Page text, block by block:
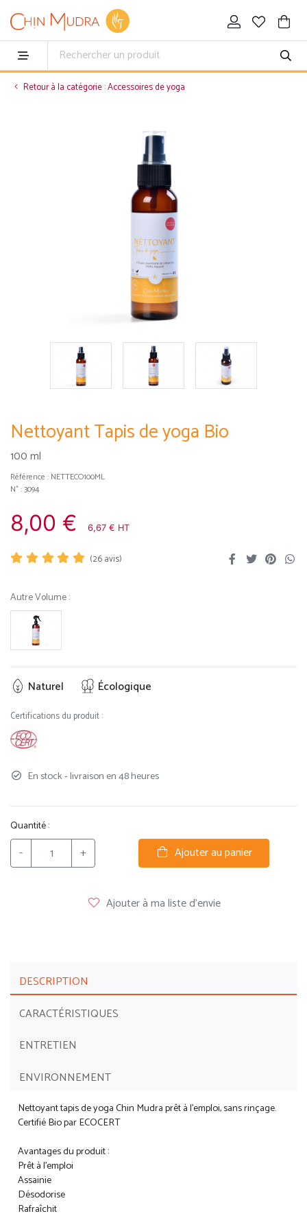
Retour à la catégorie : Accessoires de yoga
Nettoyant Tapis de yoga Bio
100 ml
Référence : NETTECO100ML
N° : 3094
8,00 € 6,67 € HT
(26avis)
Autre Volume :
Naturel Écologique
En stock - livraison en 48 heures
Certifications du produit :
Quantité :
- + Ajouter au panier
Ajouter à ma liste d'envie
DESCRIPTION
CARACTÉRISTIQUES
ENTRETIEN
ENVIRONNEMENT
Nettoyant tapis de yoga Chin Mudra prêt à l'emploi, sans rinçage.
Certifié Bio par ECOCERT
Avantages du produit :
Prêt à l’emploi
Assainie
Désodorise
Rafraîchit